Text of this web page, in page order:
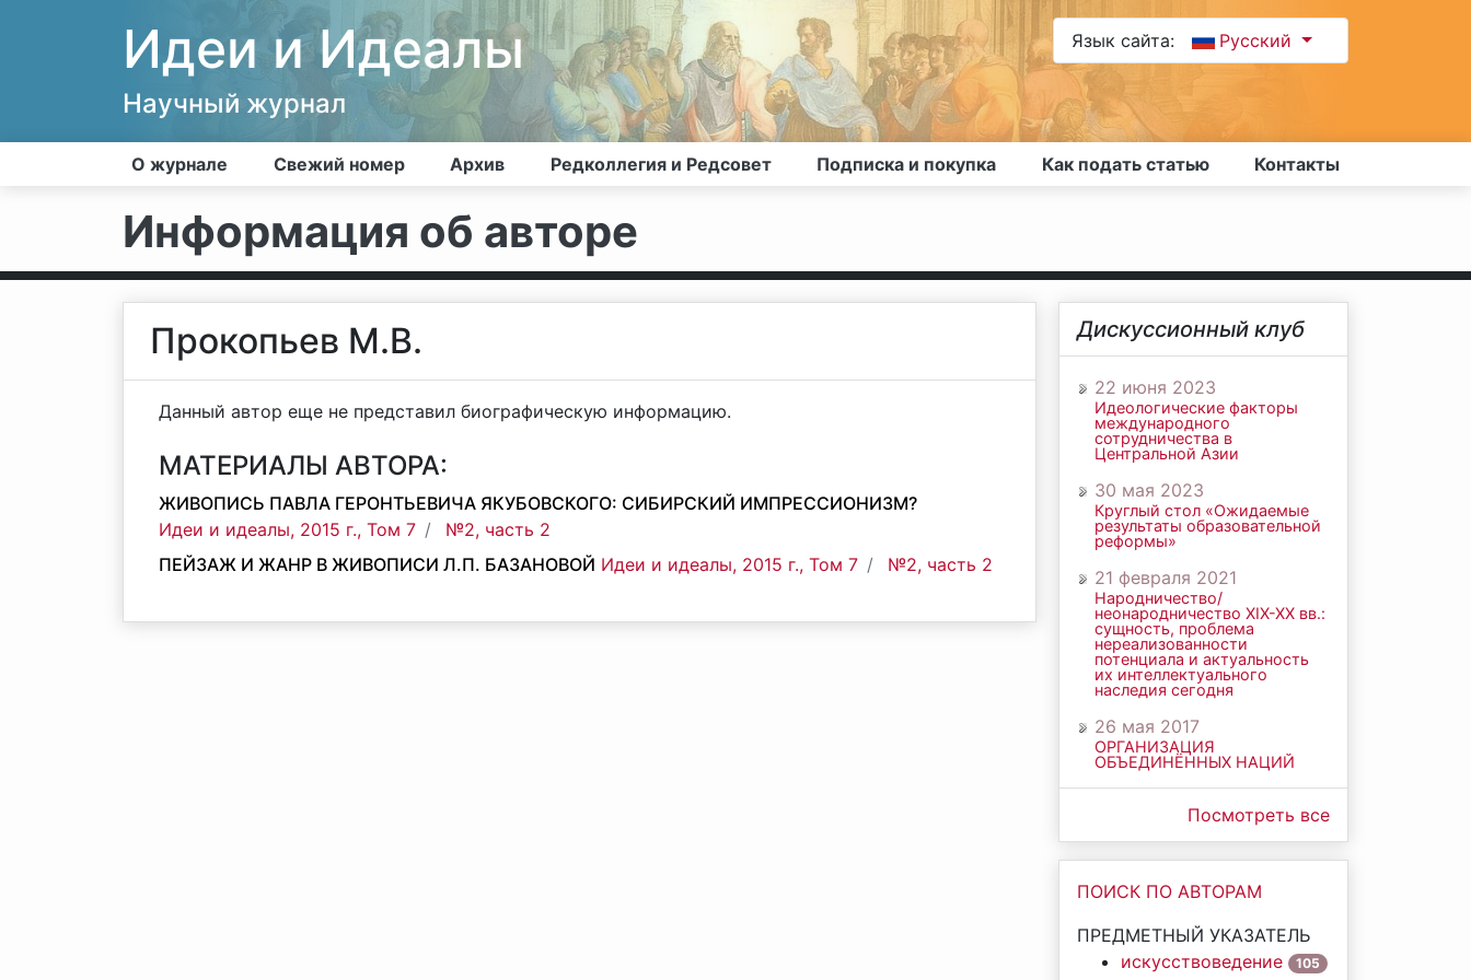
Идеи и Идеалы
Научный журнал
Язык сайта: Русский
О журнале Свежий номер Архив Редколлегия и Редсовет Подписка и покупка Как подать статью Контакты
Информация об авторе
Прокопьев М.В.
Данный автор еще не представил биографическую информацию.
МАТЕРИАЛЫ АВТОРА:
ЖИВОПИСЬ ПАВЛА ГЕРОНТЬЕВИЧА ЯКУБОВСКОГО: СИБИРСКИЙ ИМПРЕССИОНИЗМ?
Идеи и идеалы, 2015 г., Том 7
№2, часть 2
ПЕЙЗАЖ И ЖАНР В ЖИВОПИСИ Л.П. БАЗАНОВОЙ Идеи и идеалы, 2015 г., Том 7 №2, часть 2
Дискуссионный клуб
22 июня 2023
Идеологические факторы
международного
сотрудничества в
Центральной Азии
30 мая 2023
Круглый стол «Ожидаемые
результаты образовательной
реформы»
21 февраля 2021
Народничество/
неонародничество ХIХ-ХХ вв.:
сущность, проблема
нереализованности
потенциала и актуальность
их интеллектуального
наследия сегодня
26 мая 2017
ОРГАНИЗАЦИЯ
ОБЪЕДИНЁННЫХ НАЦИЙ
Посмотреть все
ПОИСК ПО АВТОРАМ
ПРЕДМЕТНЫЙ УКАЗАТЕЛЬ
искусствоведение
105